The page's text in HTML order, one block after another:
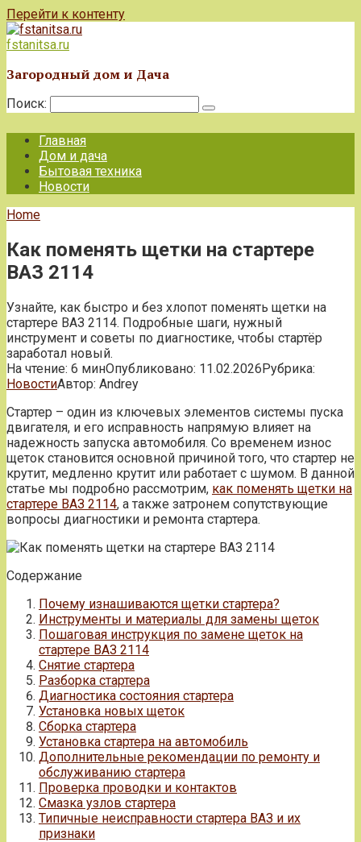
Перейти к контенту
fstanitsa.ru
Загородный дом и Дача
Поиск:
Главная
Дом и дача
Бытовая техника
Новости
Home
Как поменять щетки на стартере
ВАЗ 2114
Узнайте, как быстро и без хлопот поменять щетки на
стартере ВАЗ 2114. Подробные шаги, нужный
инструмент и советы по диагностике, чтобы стартёр
заработал новый.
На чтение: 6 минОпубликовано: 11.02.2026Рубрика:
НовостиАвтор: Andrey
Стартер – один из ключевых элементов системы пуска
двигателя, и его исправность напрямую влияет на
надежность запуска автомобиля. Со временем износ
щеток становится основной причиной того, что стартер не
крутит, медленно крутит или работает с шумом. В данной
статье мы подробно рассмотрим, как поменять щетки на
стартере ВАЗ 2114, а также затронем сопутствующие
вопросы диагностики и ремонта стартера.
Содержание
Почему изнашиваются щетки стартера?
Инструменты и материалы для замены щеток
Пошаговая инструкция по замене щеток на
стартере ВАЗ 2114
Снятие стартера
Разборка стартера
Диагностика состояния стартера
Установка новых щеток
Сборка стартера
Установка стартера на автомобиль
Дополнительные рекомендации по ремонту и
обслуживанию стартера
Проверка проводки и контактов
Смазка узлов стартера
Типичные неисправности стартера ВАЗ и их
признаки